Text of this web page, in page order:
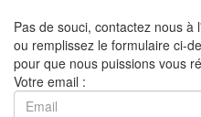
Pas de souci, contactez nous à
ou remplissez le formulaire ci-
pour que nous puissions vous
Votre email :